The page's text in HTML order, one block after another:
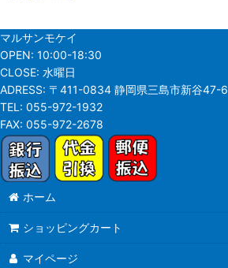
マルサンモケイ
OPEN: 10:00-18:30
CLOSE: 水曜日
ADRESS: 〒411-0834 静岡県三島市新谷47-6
TEL: 055-972-1932
FAX: 055-972-2678
ホーム
ショッピングカート
マイページ